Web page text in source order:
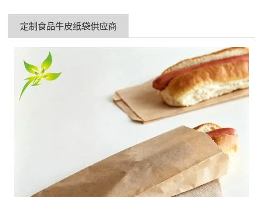
定制食品牛皮纸袋供应商